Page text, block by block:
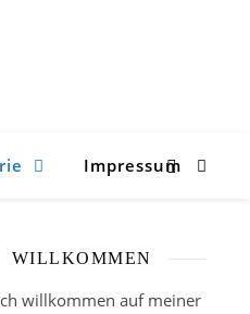
Impressum
WILLKOMMEN
willkommen auf meiner